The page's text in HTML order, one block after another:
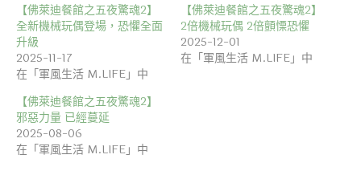
【佛萊迪餐館之五夜驚魂2】
全新機械玩偶登場，恐懼全面
升級
2025-11-17
在「軍風生活 M.LIFE」中
【佛萊迪餐館之五夜驚魂2】
2倍機械玩偶 2倍顫慄恐懼
2025-12-01
在「軍風生活 M.LIFE」中
【佛萊迪餐館之五夜驚魂2】
邪惡力量 已經蔓延
2025-08-06
在「軍風生活 M.LIFE」中